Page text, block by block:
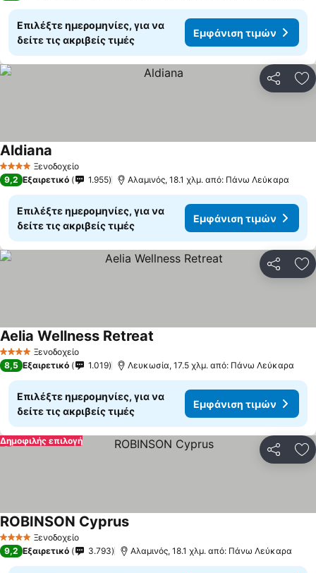
Επιλέξτε ημερομηνίες, για να
δείτε τις ακριβείς τιμές
Εμφάνιση τιμών
4 ΑστέριαΞενοδοχείο
Aldiana
9,2 Εξαιρετικό 1.955 Αλαμινός, 18.1 χλμ. από: Πάνω Λεύκαρα
Επιλέξτε ημερομηνίες, για να
δείτε τις ακριβείς τιμές
Εμφάνιση τιμών
4 ΑστέριαΞενοδοχείο
Aelia Wellness Retreat
8,5 Εξαιρετικό 1.019 Λευκωσία, 17.5 χλμ. από: Πάνω Λεύκαρα
Επιλέξτε ημερομηνίες, για να
δείτε τις ακριβείς τιμές
Εμφάνιση τιμών
Δημοφιλής επιλογή
4 ΑστέριαΞενοδοχείο
ROBINSON Cyprus
9,2 Εξαιρετικό 3.793 Αλαμινός, 18.1 χλμ. από: Πάνω Λεύκαρα